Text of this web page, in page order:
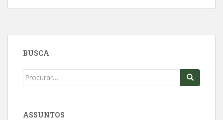
c
b
o
a
s
BUSCA
Search
ASSUNTOS